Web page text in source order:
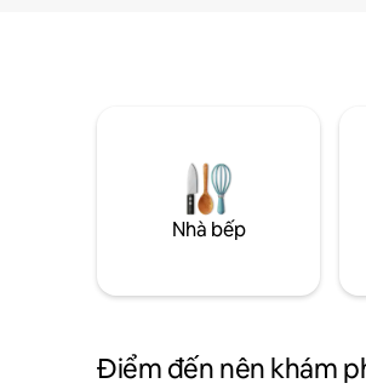
Nhà bếp
Điểm đến nên khám